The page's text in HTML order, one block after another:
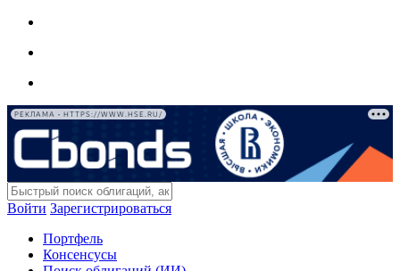
РЕКЛАМА • HTTPS://WWW.HSE.RU/
Войти Зарегистрироваться
Портфель
Консенсусы